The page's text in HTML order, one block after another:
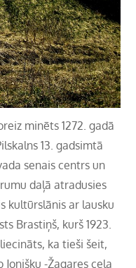
minēts 1272. gadā
13. gadsimtā
senais centrs un
daļā atradusies
kultūrslānis ar lausku
Brastiņš, kurš 1923.
ka tieši šeit,
-Žagares ceļa